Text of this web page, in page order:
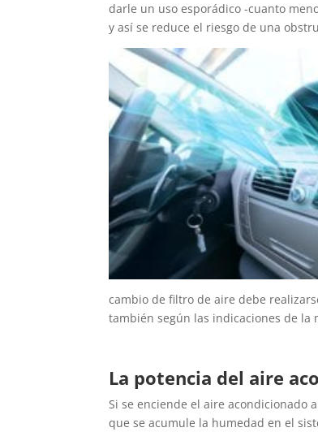
darle un uso esporádico -cuanto
y así se reduce el riesgo de una
cambio de filtro de aire debe
también según las indicaciones de la
La potencia del aire
Si se enciende el aire acondicionado
que se acumule la humedad en el